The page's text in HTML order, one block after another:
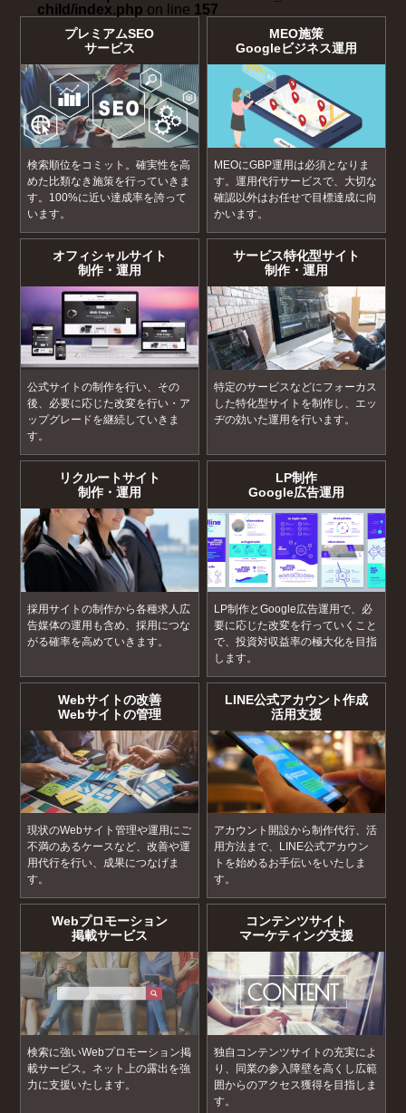
child/index.php on line 157
プレミアムSEO
サービス
検索順位をコミット。確実性を高
めた比類なき施策を行っていきま
す。100%に近い達成率を誇って
います。
MEO施策
Googleビジネス運用
MEOにGBP運用は必須となりま
す。運用代行サービスで、大切な
確認以外はお任せで目標達成に向
かいます。
オフィシャルサイト
制作・運用
公式サイトの制作を行い、その
後、必要に応じた改変を行い・ア
ップグレードを継続していきま
す。
サービス特化型サイト
制作・運用
特定のサービスなどにフォーカス
した特化型サイトを制作し、エッ
ヂの効いた運用を行います。
リクルートサイト
制作・運用
採用サイトの制作から各種求人広
告媒体の運用も含め、採用につな
がる確率を高めていきます。
LP制作
Google広告運用
LP制作とGoogle広告運用で、必
要に応じた改変を行っていくこと
で、投資対収益率の極大化を目指
します。
Webサイトの改善
Webサイトの管理
現状のWebサイト管理や運用にご
不満のあるケースなど、改善や運
用代行を行い、成果につなげま
す。
LINE公式アカウント作成
活用支援
アカウント開設から制作代行、活
用方法まで、LINE公式アカウン
トを始めるお手伝いをいたしま
す。
Webプロモーション
掲載サービス
検索に強いWebプロモーション掲
載サービス。ネット上の露出を強
力に支援いたします。
コンテンツサイト
マーケティング支援
独自コンテンツサイトの充実によ
り、同業の参入障壁を高くし広範
囲からのアクセス獲得を目指しま
す。